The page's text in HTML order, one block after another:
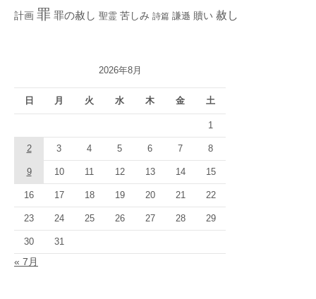
計画 罪 罪の赦し 聖霊 苦しみ 詩篇 謙遜 贖い 赦し
2026年8月
日 月 火 水 木 金 土
1
2 3 4 5 6 7 8
9 10 11 12 13 14 15
16 17 18 19 20 21 22
23 24 25 26 27 28 29
30 31
« 7月